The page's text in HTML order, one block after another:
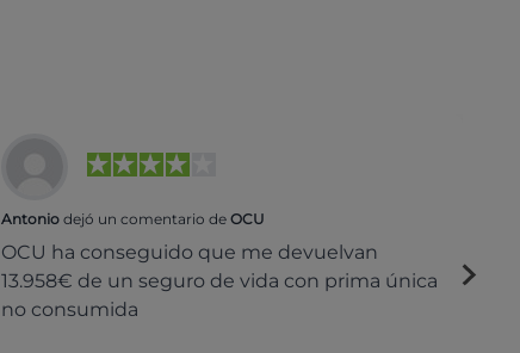
Antonio dejó un comentario deOCU
OCU ha conseguido que me devuelvan
13.958€ de un seguro de vida con prima única
no consumida